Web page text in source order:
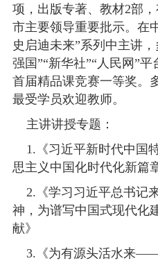
项，出版专著、教材2部
市主要领导重要批示。在
史启迪未来”系列中主讲
强国”“新华社”“人民网”
首届精品课竞赛一等奖。
最受学员欢迎教师。
主讲讲授专题：
1.《习近平新时代中国
思主义中国化时代化新篇
2.《学习习近平总书记
神，为谱写中国式现代化
献》
3.《为有源头活水来——